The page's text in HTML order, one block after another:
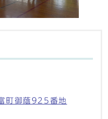
町御蔭925番地